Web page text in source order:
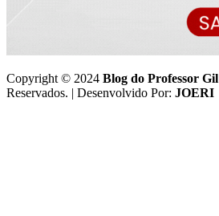
Copyright © 2024 Blog do Professor Gil
Reservados. | Desenvolvido Por: JOERI